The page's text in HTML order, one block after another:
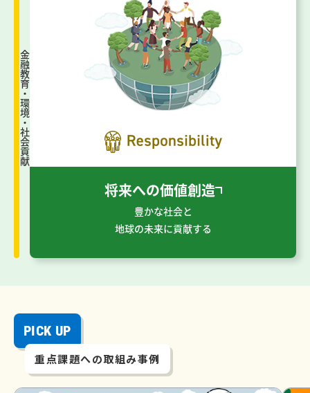
金融教育・環境・社会貢献
将来への価値創造
豊かな社会と
地球の未来に貢献する
重点課題への取組み事例
PICK UP